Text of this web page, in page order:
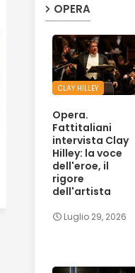
OPERA
CLAY HILLEY
Opera.
Fattitaliani
intervista Clay
Hilley: la voce
dell'eroe, il
rigore
dell'artista
Luglio 29, 2026